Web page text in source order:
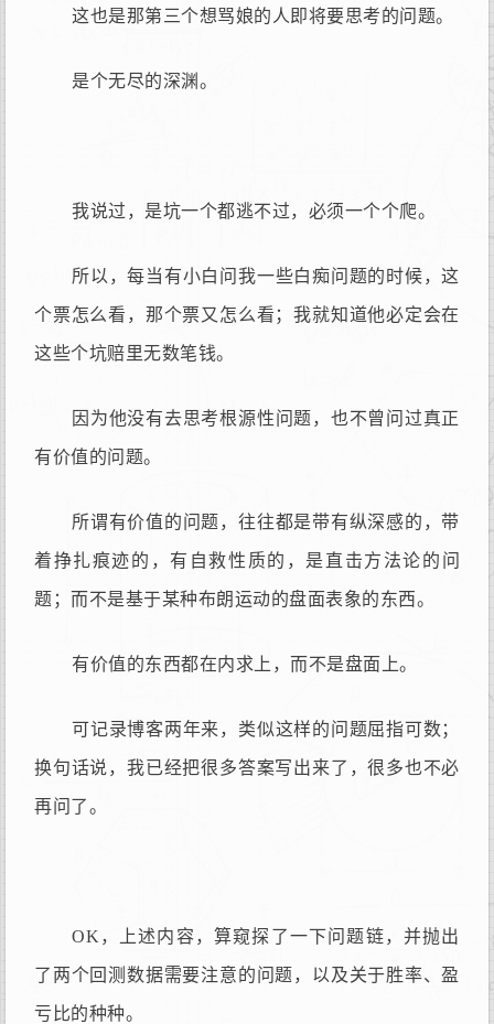
这也是那第三个想骂娘的人即将要思考的问题。
是个无尽的深渊。
我说过，是坑一个都逃不过，必须一个个爬。
所以，每当有小白问我一些白痴问题的时候，这
个票怎么看，那个票又怎么看；我就知道他必定会在
这些个坑赔里无数笔钱。
因为他没有去思考根源性问题，也不曾问过真正
有价值的问题。
所谓有价值的问题，往往都是带有纵深感的，带
着挣扎痕迹的，有自救性质的，是直击方法论的问
题；而不是基于某种布朗运动的盘面表象的东西。
有价值的东西都在内求上，而不是盘面上。
可记录博客两年来，类似这样的问题屈指可数；
换句话说，我已经把很多答案写出来了，很多也不必
再问了。
OK，上述内容，算窥探了一下问题链，并抛出
了两个回测数据需要注意的问题，以及关于胜率、盈
亏比的种种。